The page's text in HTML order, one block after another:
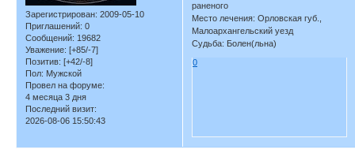
Зарегистрирован: 2009-05-10
Приглашений: 0
Сообщений: 19682
Уважение: [+85/-7]
Позитив: [+42/-8]
Пол: Мужской
Провел на форуме:
4 месяца 3 дня
Последний визит:
2026-08-06 15:50:43
раненого
Место лечения: Орловская губ.,
Малоархангельский уезд
Судьба: Болен(льна)
0